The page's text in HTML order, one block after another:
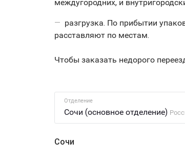
междугородних, и
разгрузка. По прибытии
расставляют по местам.
Чтобы заказать недорого
Отделение
Сочи (основное отделение)
Сочи